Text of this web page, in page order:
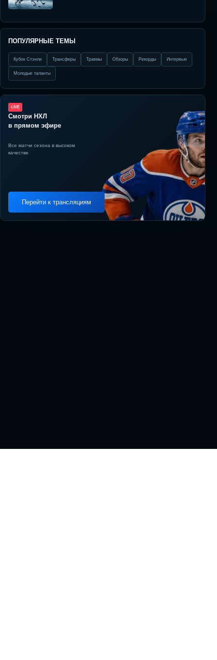
ПОПУЛЯРНЫЕ ТЕМЫ
Кубок Стэнли Трансферы Травмы Обзоры Рекорды Интервью
Молодые таланты
LIVE
Смотри НХЛ
в прямом эфире
Все матчи сезона в высоком
качестве
Перейти к трансляциям